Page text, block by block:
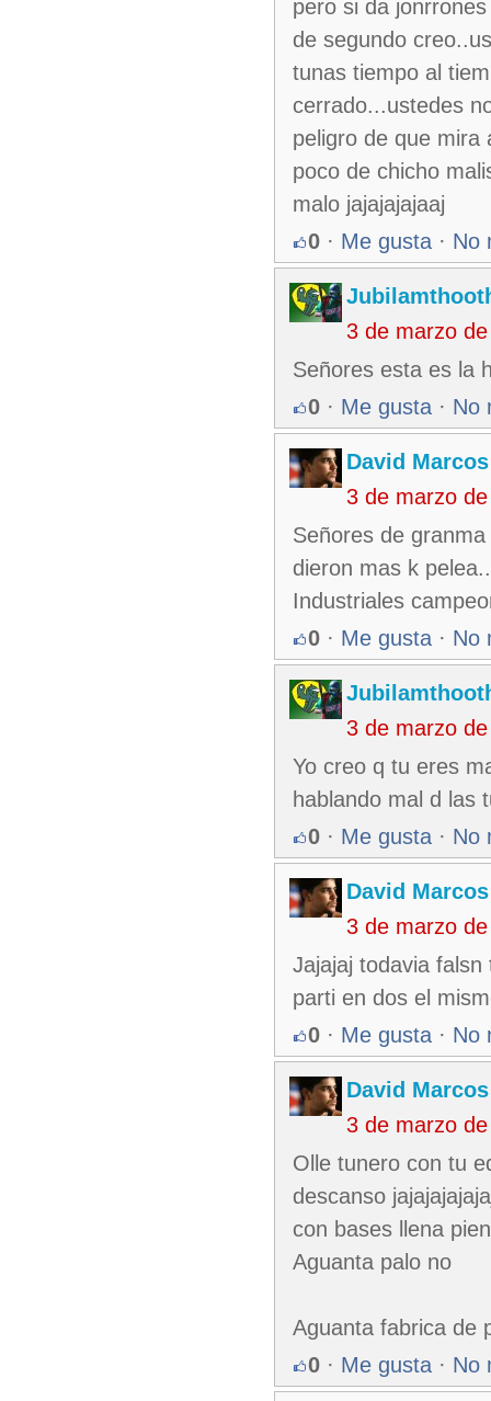
pero si da
de segundo
tunas tiempo al
cerrado...ustedes
peligro de que
poco de chicho
malo jajajajajaaj
0 · Me gusta · No
3 de marzo
Señores esta es la
0 · Me gusta · No
David Marcos
3 de marzo
Señores de
dieron mas k
Industriales
0 · Me gusta · No
3 de marzo
Yo creo q tu eres
hablando mal d las
0 · Me gusta · No
David Marcos
3 de marzo
Jajajaj todavia
parti en dos el
0 · Me gusta · No
David Marcos
3 de marzo
Olle tunero con tu
descanso
con bases llena
Aguanta palo no
Aguanta fabrica de
0 · Me gusta · No